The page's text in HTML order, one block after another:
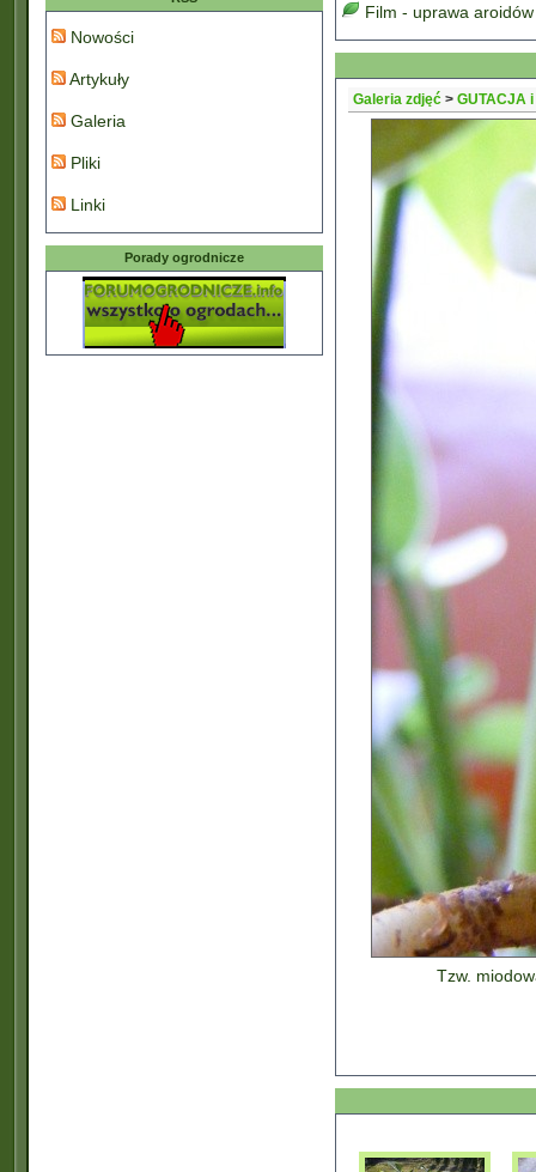
Nowości
Artykuły
Galeria
Pliki
Linki
Porady ogrodnicze
Film - uprawa
Galeria zdjęć > GUTACJA i
Tzw.